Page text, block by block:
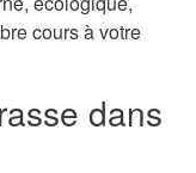
cours à votre
dans